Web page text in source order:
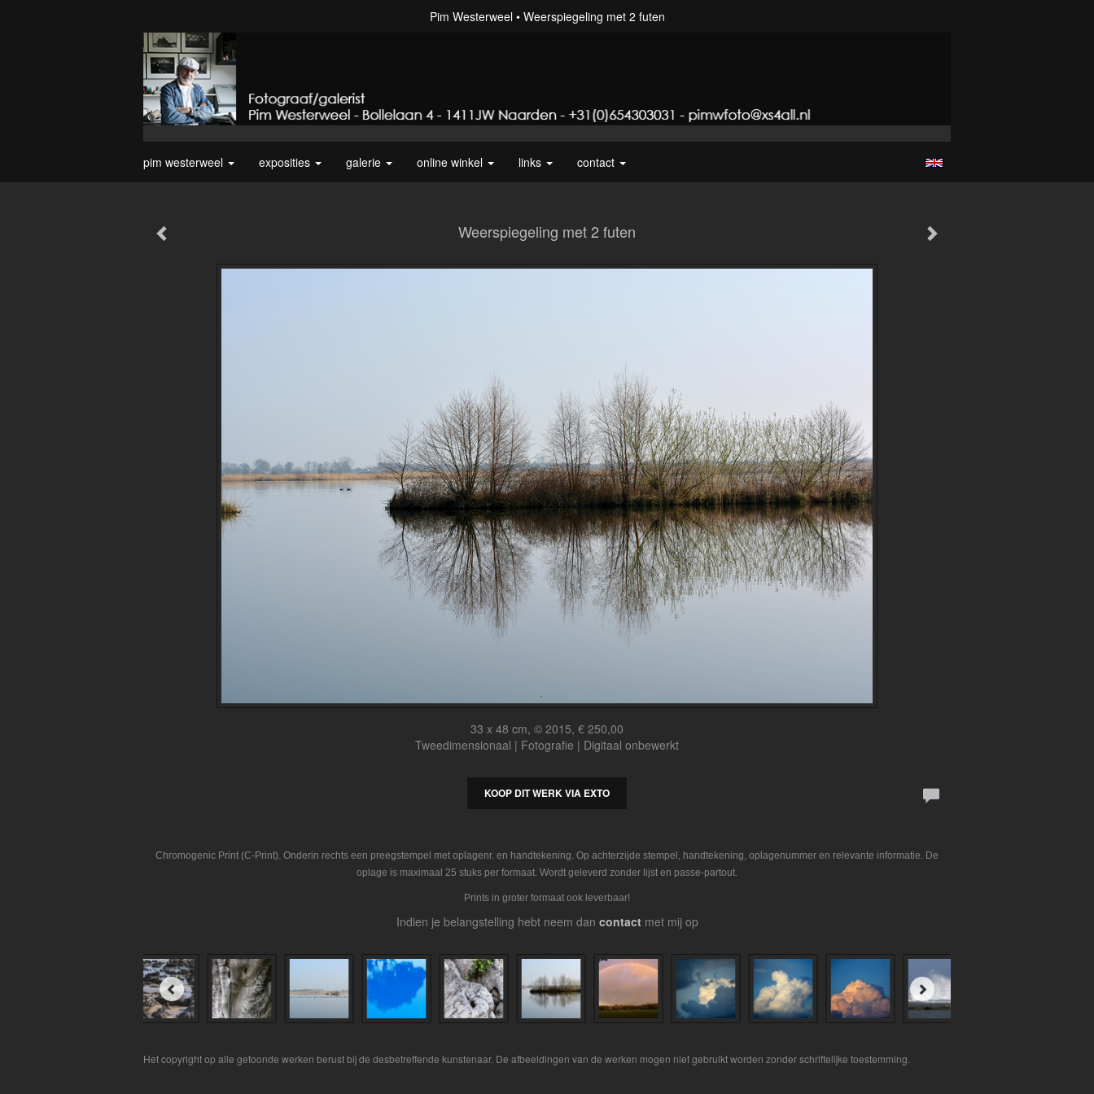
Pim Westerweel Weerspiegeling met 2 futen
pim westerweel exposities galerie online winkel links contact
Weerspiegeling met 2 futen
33 x 48 cm, © 2015, € 250,00
Tweedimensionaal | Fotografie | Digitaal onbewerkt
KOOP DIT WERK VIA EXTO
Chromogenic Print (C-Print). Onderin rechts een preegstempel met oplagenr. en handtekening. Op achterzijde stempel, handtekening, oplagenummer en relevante informatie. De
oplage is maximaal 25 stuks per formaat. Wordt geleverd zonder lijst en passe-partout.
Prints in groter formaat ook leverbaar!
Indien je belangstelling hebt neem dan contactmet mij op
Het copyright op alle getoonde werken berust bij de desbetreffende kunstenaar. De afbeeldingen van de werken mogen niet gebruikt worden zonder schriftelijke toestemming.